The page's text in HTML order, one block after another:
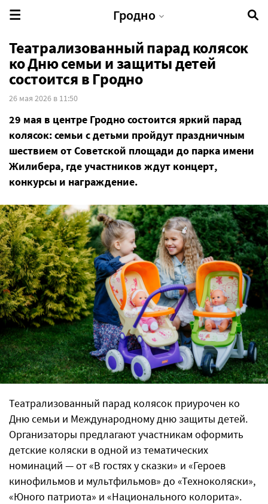
Гродно
Театрализованный парад колясок
ко Дню семьи и защиты детей
состоится в Гродно
26 мая 2026 в 11:50
29 мая в центре Гродно состоится яркий парад
колясок: семьи с детьми пройдут праздничным
шествием от Советской площади до парка имени
Жилибера, где участников ждут концерт,
конкурсы и награждение.
Театрализованный парад колясок приурочен ко
Дню семьи и Международному дню защиты детей.
Организаторы предлагают участникам оформить
детские коляски в одной из тематических
номинаций — от «В гостях у сказки» и «Героев
кинофильмов и мультфильмов» до «Техноколяски»,
«Юного патриота» и «Национального колорита».